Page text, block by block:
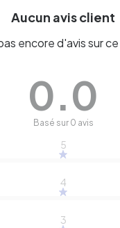
Aucun avis client
encore d'avis sur
0.0
Basé sur 0 avis
5
4
3